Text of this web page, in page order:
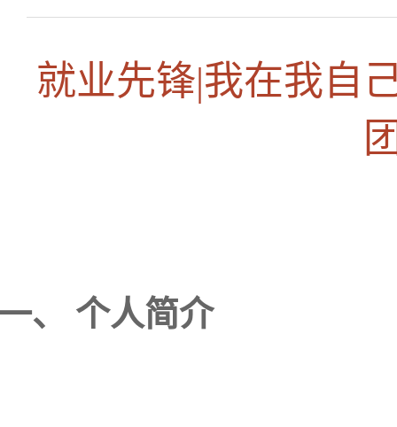
就业先锋|我在我自
、 个人简介